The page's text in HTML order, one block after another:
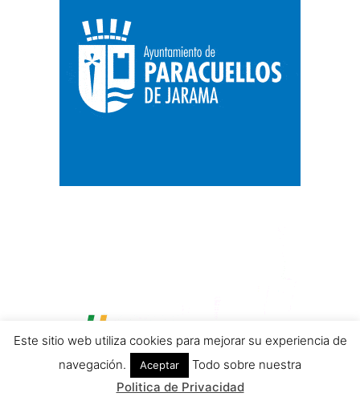
Este sitio web utiliza cookies para mejorar su experiencia de
navegación.
Aceptar
Todo sobre nuestra
Politica de Privacidad